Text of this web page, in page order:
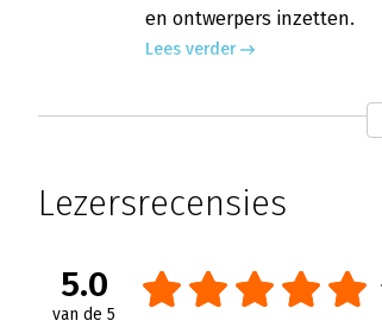
en ontwerpers inzetten.
Lees verder
Maakkracht -
Sjors van Leeuwen | 12
energietransitie,
maatschappelijke
Lezersrecensies
5.0
van de 5